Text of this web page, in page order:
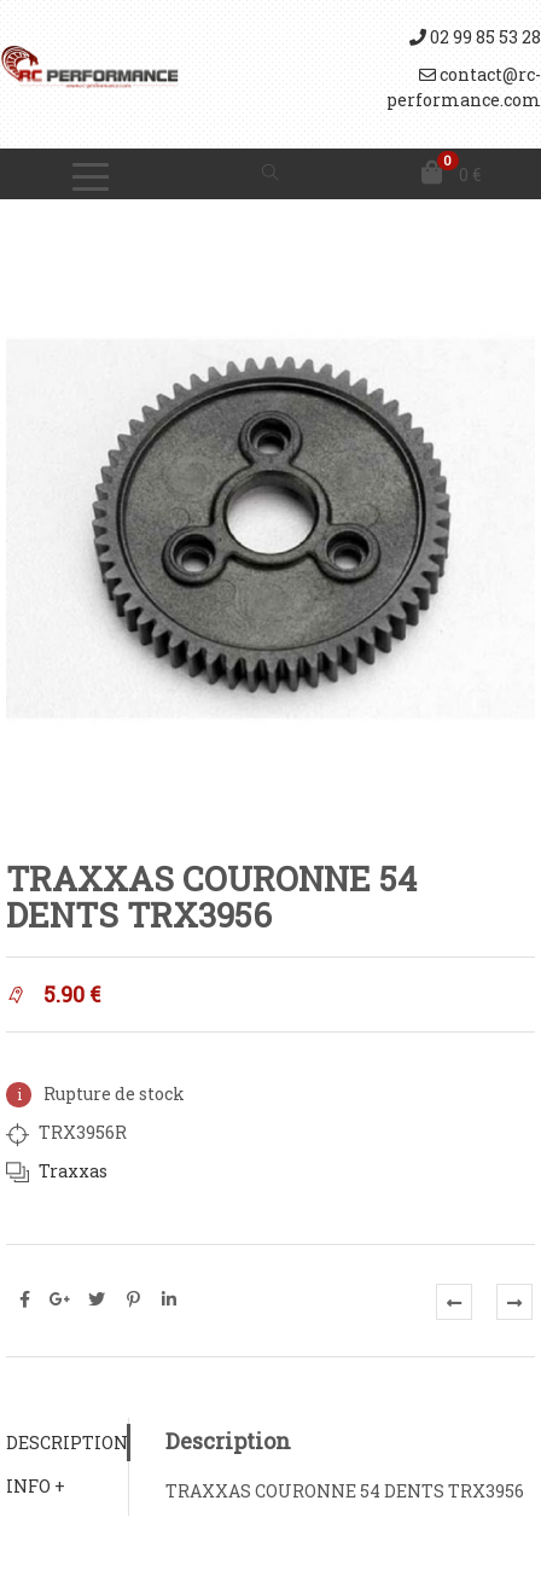
02 99 85 53 28
contact@rc-
performance.com
0
0 €
TRAXXAS COURONNE 54
DENTS TRX3956
5.90 €
Rupture de stock
TRX3956R
Traxxas
DESCRIPTION
INFO +
Description
TRAXXAS COURONNE 54 DENTS TRX3956